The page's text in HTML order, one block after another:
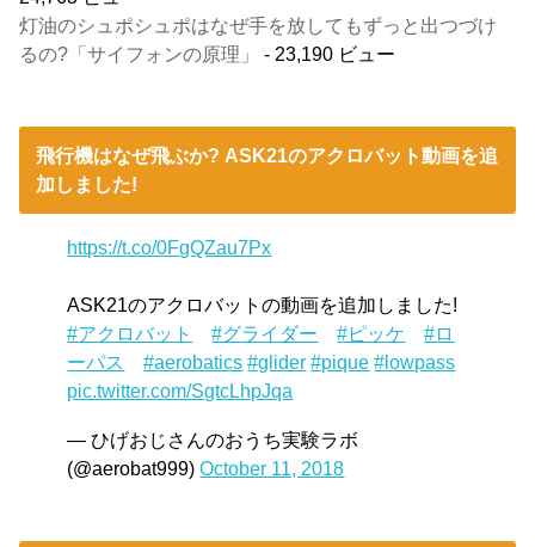
灯油のシュポシュポはなぜ手を放してもずっと出つづけ
るの?「サイフォンの原理」
- 23,190 ビュー
飛行機はなぜ飛ぶか? ASK21のアクロバット動画を追
加しました!
https://t.co/0FgQZau7Px
ASK21のアクロバットの動画を追加しました!
#アクロバット
#グライダー #ピッケ
#ロ
ーパス
#aerobatics #glider #pique #lowpass
pic.twitter.com/SgtcLhpJqa
— ひげおじさんのおうち実験ラボ
(@aerobat999)October 11, 2018